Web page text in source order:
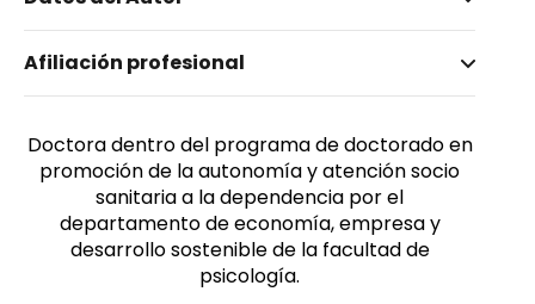
Peña Contreras, Eva
Femenino
Afiliación profesional
Doctora dentro del programa de doctorado en
promoción de la autonomía y atención socio
sanitaria a la dependencia por el
departamento de economía, empresa y
desarrollo sostenible de la facultad de
psicología.